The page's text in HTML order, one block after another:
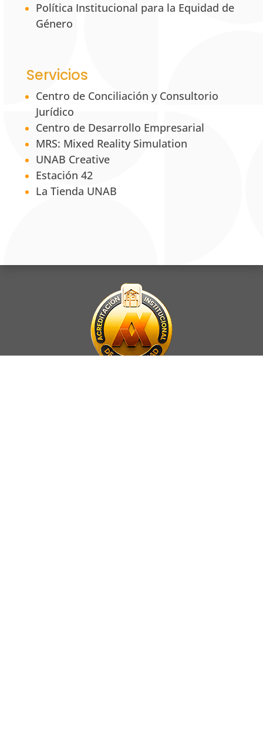
Política Institucional para la Equidad de
Género
Servicios
Centro de Conciliación y Consultorio
Jurídico
Centro de Desarrollo Empresarial
MRS: Mixed Reality Simulation
UNAB Creative
Estación 42
La Tienda UNAB